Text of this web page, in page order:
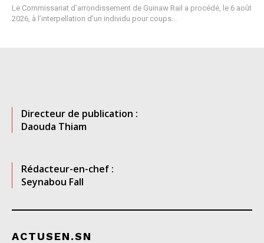
Le Commissariat d’arrondissement de Guinaw Rail a procédé, le 6 août
2026, à l’interpellation d’un individu pour coups...
Directeur de publication :
Daouda Thiam
Rédacteur-en-chef :
Seynabou Fall
ACTUSEN.SN